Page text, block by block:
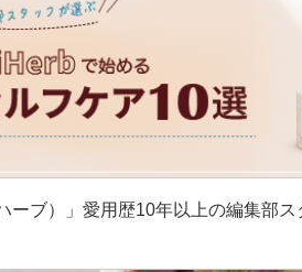
ブ）」愛用歴10年以上の編集部